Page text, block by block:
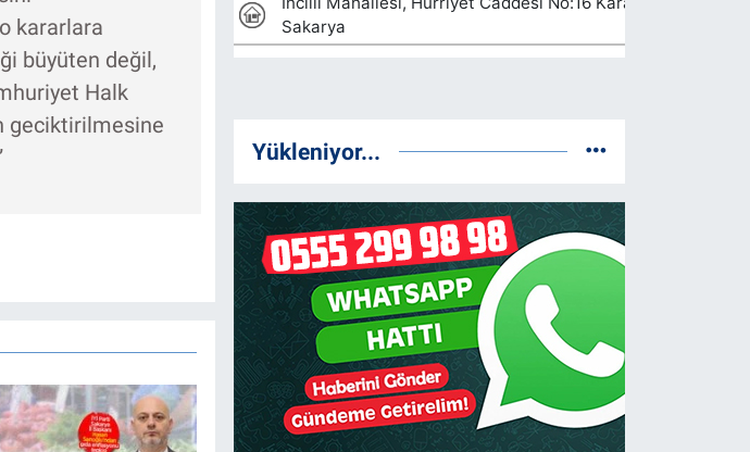
kararlara
büyüten değil,
Halk
geciktirilmesine
Yükleniyor...